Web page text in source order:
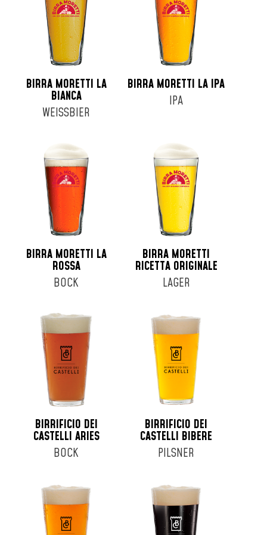
Fusto 19lt
Fusto 20lt
Fusto 24lt
Fusto 25lt
Fusto 30lt
Fusto 6lt
Fusto 8lt
Lattina 35cl
Lattina 44cl
Lattina 50cl
Lattina 52cl
BIRRA MORETTI LA
BIANCA
WEISSBIER
BIRRA MORETTI LA IPA
IPA
BIRRA MORETTI LA
ROSSA
BOCK
BIRRA MORETTI
RICETTA ORIGINALE
LAGER
BIRRIFICIO DEI
CASTELLI ARIES
BOCK
BIRRIFICIO DEI
CASTELLI BIBERE
PILSNER